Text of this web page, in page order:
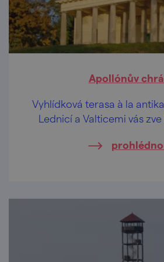
Apollónův
Vyhlídková terasa à la
Lednicí a Valticemi vás